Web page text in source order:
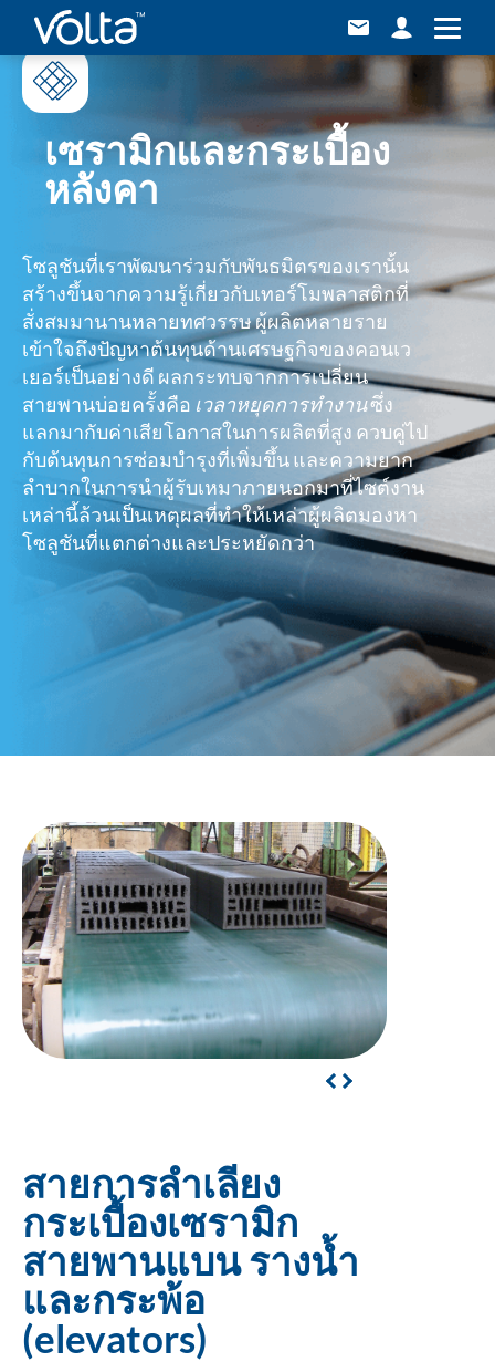
เซรามิกและกระเบื้อง
หลังคา
โซลูชันที่เราพัฒนาร่วมกับพันธมิตรของเรานั้น
สร้างขึ้นจากความรู้เกี่ยวกับเทอร์โมพลาสติกที่
สั่งสมมานานหลายทศวรรษ ผู้ผลิตหลายราย
เข้าใจถึงปัญหาต้นทุนด้านเศรษฐกิจของคอนเว
เยอร์เป็นอย่างดี ผลกระทบจากการเปลี่ยน
สายพานบ่อยครั้งคือ เวลาหยุดการทำงานซึ่ง
แลกมากับค่าเสียโอกาสในการผลิตที่สูง ควบคู่ไป
กับต้นทุนการซ่อมบำรุงที่เพิ่มขึ้น และความยาก
ลำบากในการนำผู้รับเหมาภายนอกมาที่ไซต์งาน
เหล่านี้ล้วนเป็นเหตุผลที่ทำให้เหล่าผู้ผลิตมองหา
โซลูชันที่แตกต่างและประหยัดกว่า
สายการลำเลียง
กระเบื้องเซรามิก
สายพานแบน รางน้ำ
และกระพ้อ
(elevators)